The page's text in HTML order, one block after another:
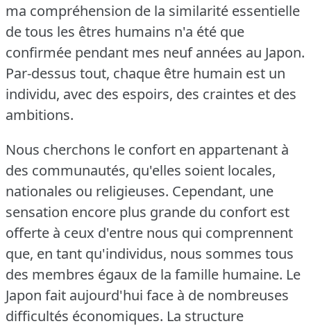
ma compréhension de la similarité essentielle
de tous les êtres humains n'a été que
confirmée pendant mes neuf années au Japon.
Par-dessus tout, chaque être humain est un
individu, avec des espoirs, des craintes et des
ambitions.
Nous cherchons le confort en appartenant à
des communautés, qu'elles soient locales,
nationales ou religieuses. Cependant, une
sensation encore plus grande du confort est
offerte à ceux d'entre nous qui comprennent
que, en tant qu'individus, nous sommes tous
des membres égaux de la famille humaine. Le
Japon fait aujourd'hui face à de nombreuses
difficultés économiques. La structure